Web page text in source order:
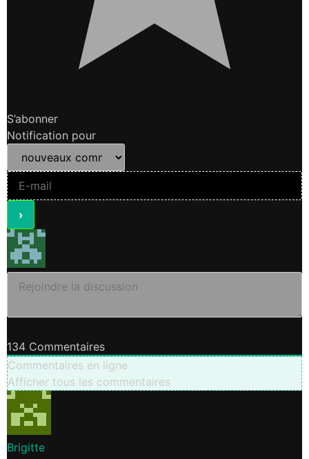
S’abonner
Notification pour
134 Commentaires
Commentaires en ligne
Afficher tous les commentaires
Brigitte